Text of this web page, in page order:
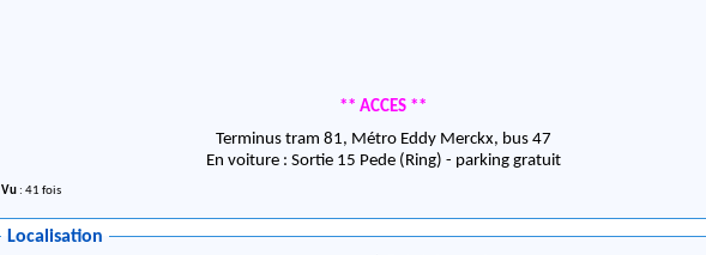
** ACCES **
Terminus tram 81, Métro Eddy Merckx, bus 47
En voiture : Sortie 15 Pede (Ring) - parking gratuit
Vu : 41 fois
Localisation